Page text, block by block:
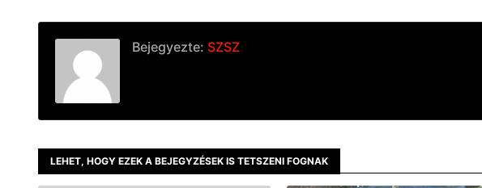
Bejegyezte: SZSZ
LEHET, HOGY EZEK A BEJEGYZÉSEK IS TETSZENI FOGNAK